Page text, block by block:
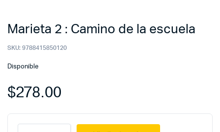
Marieta 2 : Camino de la escuela
SKU: 9788415850120
Disponible
$278.00